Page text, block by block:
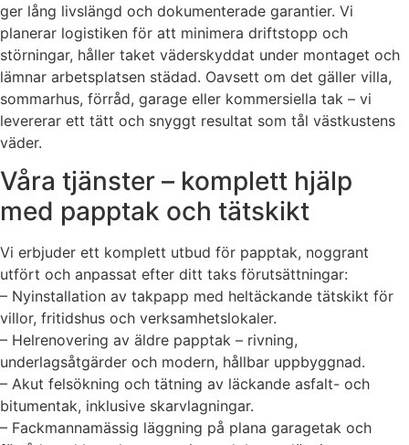
ger lång livslängd och dokumenterade garantier. Vi
planerar logistiken för att minimera driftstopp och
störningar, håller taket väderskyddat under montaget och
lämnar arbetsplatsen städad. Oavsett om det gäller villa,
sommarhus, förråd, garage eller kommersiella tak – vi
levererar ett tätt och snyggt resultat som tål västkustens
väder.
Våra tjänster – komplett hjälp
med papptak och tätskikt
Vi erbjuder ett komplett utbud för papptak, noggrant
utfört och anpassat efter ditt taks förutsättningar:
– Nyinstallation av takpapp med heltäckande tätskikt för
villor, fritidshus och verksamhetslokaler.
– Helrenovering av äldre papptak – rivning,
underlagsåtgärder och modern, hållbar uppbyggnad.
– Akut felsökning och tätning av läckande asfalt- och
bitumentak, inklusive skarvlagningar.
– Fackmannamässig läggning på plana garagetak och